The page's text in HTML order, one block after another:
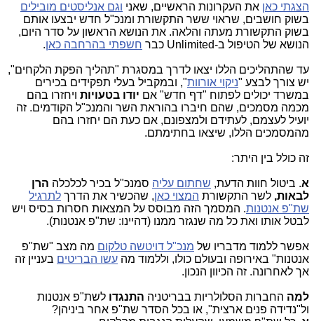
הצגתי כאן את העקרונות הראשיים, שאני וגם אנליסטים מובילים
בשוק חושבים, שראוי ששר התקשורת ומנכ"ל חדש יבצעו אותם
בשוק התקשורת מעתה והלאה. את הנושא הראשון על סדר היום,
הנושא של הטיפול ב-Unlimited כבר
חשפתי בהרחבה כאן.
עד שהתהליכים הללו יצאו לדרך במסגרת "תהליך הפקת הלקחים",
יש צורך לבצע "ניקוי אורוות", ובמקביל בעלי תפקידים בכירים
במשרד יכולים לפתוח "דף חדש" אם יודו בטעויות ויחזרו בהם
מכמה מסמכים, שהם חיברו בהוראת השר והמנכ"ל הקודמים. זה
יועיל לעצמם, לעתידם ולמצפונם, אם כעת הם יחזרו בהם
מהמסמכים הללו, שיצאו בחתימתם.
זה כולל בין היתר:
א. ביטול חוות הדעת, שחתום עליה סמנכ"ל בכיר לכלכלה הרן
לבאות, לשר התקשורת המצוי כאן, שהכשיר את הדרך לתרגיל
שת"פ אנטנות. המסמך הזה מבוסס על המצאות חסרות בסיס ויש
לבטל אותו ואת כל מה שנגזר ממנו (דהיינו: שת"פ אנטנות).
אפשר ללמוד מדבריו של מנכ"ל דויטשה טלקום מה מצב "שת"פ
אנטנות" באירופה ובעולם כולו, וללמוד מה עשו הבריטים בעניין זה
אך לאחרונה. זה הכיוון הנכון.
למה החברות הסלולריות בבריטניה התנגדו לשת"פ אנטנות
ול"נדידה פנים ארצית", או בכל הסדר שת"פ אחר ביניהן?